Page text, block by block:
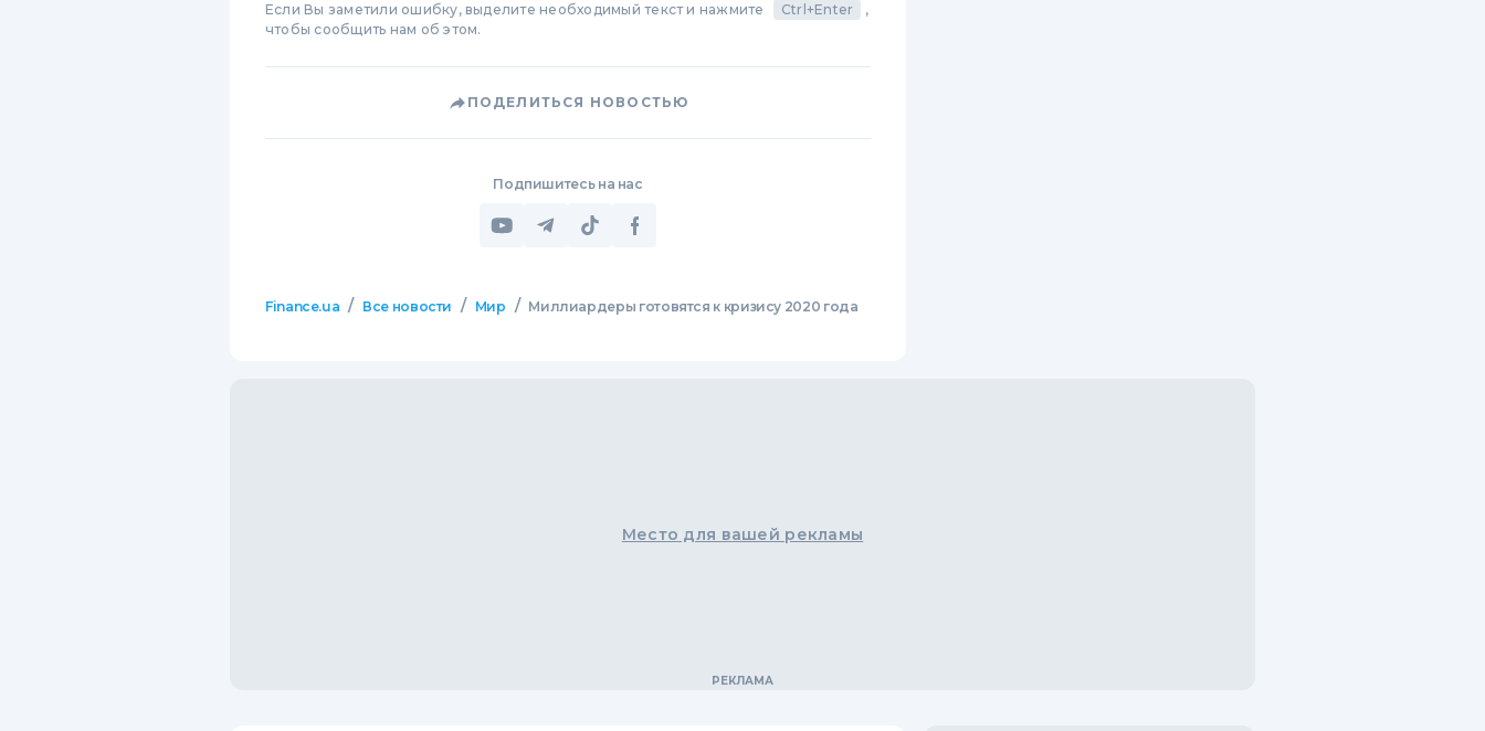
Если Вы заметили ошибку, выделите необходимый текст и нажмите Ctrl+Enter
,
чтобы сообщить нам об этом.
ПОДЕЛИТЬСЯ НОВОСТЬЮ
Подпишитесь на нас
Finance.ua / Все новости / Мир / Миллиардеры готовятся к кризису 2020 года
Место для вашей рекламы